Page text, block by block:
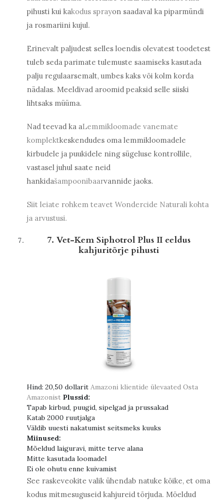
pihusti kui kakodus sprayon saadaval ka piparmündi
ja rosmariini kujul.
Erinevalt paljudest selles loendis olevatest toodetest
tuleb seda parimate tulemuste saamiseks kasutada
palju regulaarsemalt, umbes kaks või kolm korda
nädalas. Meeldivad aroomid peaksid selle siiski
lihtsaks müüma.
Nad teevad ka aLemmikloomade vanemate
komplektkeskendudes oma lemmikloomadele
kirbudele ja puukidele ning sügeluse kontrollile,
vastasel juhul saate neid
hankidašampoonibaarvannide jaoks.
Siit leiate rohkem teavet Wondercide Naturali kohta
ja arvustusi.
7. Vet-Kem Siphotrol Plus II eeldus
kahjuritõrje pihusti
Hind: 20,50 dollarit Amazoni klientide ülevaated Osta
Amazonist Plussid:
Tapab kirbud, puugid, sipelgad ja prussakad
Katab 2000 ruutjalga
Väldib uuesti nakatumist seitsmeks kuuks
Miinused:
Mõeldud laiguravi, mitte terve alana
Mitte kasutada loomadel
Ei ole ohutu enne kuivamist
See raskeveokite valik ühendab natuke kõike, et oma
kodus mitmesuguseid kahjureid tõrjuda. Mõeldud